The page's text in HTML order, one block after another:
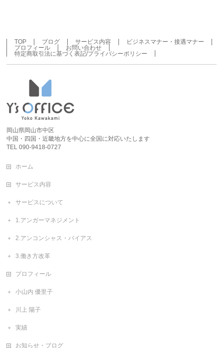
TOP ブログ サービス内容
ビジネスマナー・接遇マナー
プロフィール
お問い合わせ
特定商取引法に基づく表記/プライバシーポリシー
岡山県岡山市中区
中国・四国・近畿地方を中心に全国に対応いたします
TEL 090-9418-0727
ホーム
サービス内容
サービスについて
1.アンガーマネジメント
2.アンコンシャス・バイアス
3.働き方改革
プロフィール
小山内 優里子
川上 陽子
実績
お知らせ・ブログ